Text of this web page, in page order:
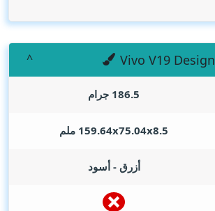
Vivo V19 Design
186.5 جرام
159.64x75.04x8.5 ملم
أزرق - أسود